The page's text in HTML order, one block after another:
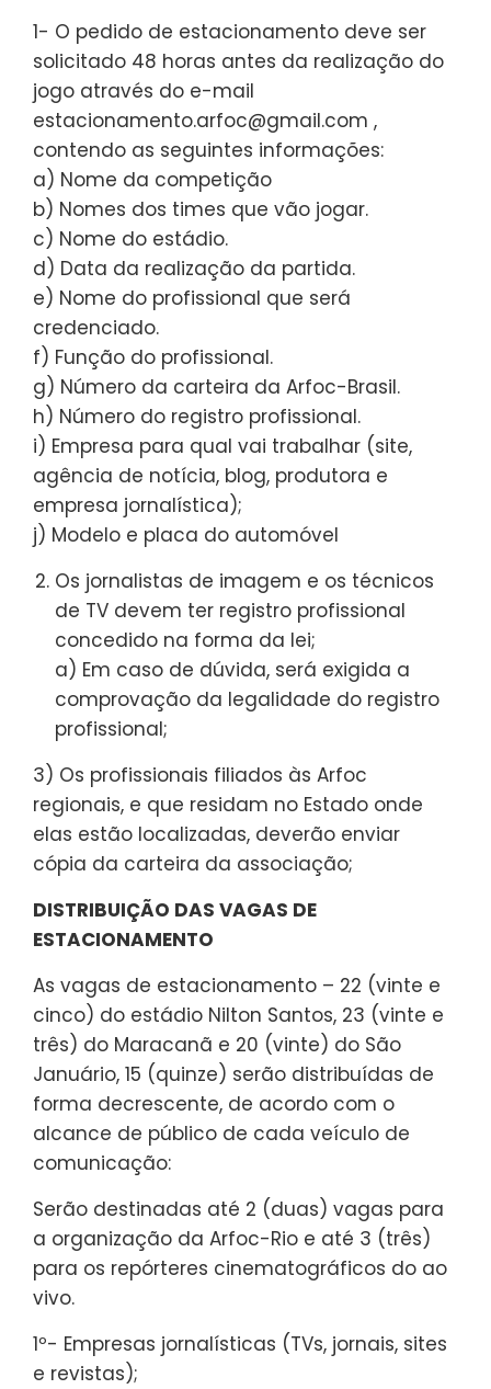
1- O pedido de estacionamento deve ser
solicitado 48 horas antes da realização do
jogo através do e-mail
estacionamento.arfoc@gmail.com ,
contendo as seguintes informações:
a) Nome da competição
b) Nomes dos times que vão jogar.
c) Nome do estádio.
d) Data da realização da partida.
e) Nome do profissional que será
credenciado.
f) Função do profissional.
g) Número da carteira da Arfoc-Brasil.
h) Número do registro profissional.
i) Empresa para qual vai trabalhar (site,
agência de notícia, blog, produtora e
empresa jornalística);
j) Modelo e placa do automóvel
Os jornalistas de imagem e os técnicos
de TV devem ter registro profissional
concedido na forma da lei;
a) Em caso de dúvida, será exigida a
comprovação da legalidade do registro
profissional;
3) Os profissionais filiados às Arfoc
regionais, e que residam no Estado onde
elas estão localizadas, deverão enviar
cópia da carteira da associação;
DISTRIBUIÇÃO DAS VAGAS DE
ESTACIONAMENTO
As vagas de estacionamento – 22 (vinte e
cinco) do estádio Nilton Santos, 23 (vinte e
três) do Maracanã e 20 (vinte) do São
Januário, 15 (quinze) serão distribuídas de
forma decrescente, de acordo com o
alcance de público de cada veículo de
comunicação:
Serão destinadas até 2 (duas) vagas para
a organização da Arfoc-Rio e até 3 (três)
para os repórteres cinematográficos do ao
vivo.
1º- Empresas jornalísticas (TVs, jornais, sites
e revistas);